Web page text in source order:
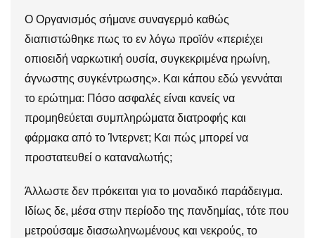
Ο Οργανισμός σήμανε συναγερμό καθώς
διαπιστώθηκε πως το εν λόγω προϊόν «περιέχει
οπιοειδή ναρκωτική ουσία, συγκεκριμένα ηρωίνη,
άγνωστης συγκέντρωσης». Και κάπου εδώ γεννάται
το ερώτημα: Πόσο ασφαλές είναι κανείς να
προμηθεύεται συμπληρώματα διατροφής και
φάρμακα από το Ίντερνετ; Και πώς μπορεί να
προστατευθεί ο καταναλωτής;
Άλλωστε δεν πρόκειται για το μοναδικό παράδειγμα.
Ιδίως δε, μέσα στην περίοδο της πανδημίας, τότε που
μετρούσαμε διασωληνωμένους και νεκρούς, το